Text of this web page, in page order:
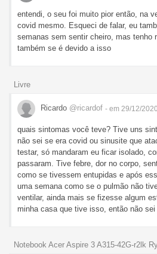
entendi, o seu foi muito pior então, na
covid mesmo. Esqueci de falar, eu
semanas sem sentir cheiro, mas tenho
também se é devido a isso
Livre
Ricardo @ricardof - em 29/12/2020
quais sintomas você teve? Tive uns
não sei se era covid ou sinusite que
testar, só mandaram eu ficar isolado,
passaram. Tive febre, dor no corpo,
como se tivessem entupidas e após
uma semana como se o pulmão não
ventilar, ainda mais se fizesse algum
minha casa que tive isso, então não sei
Notebook Acer Aspire 3 A315-42G-r2lk